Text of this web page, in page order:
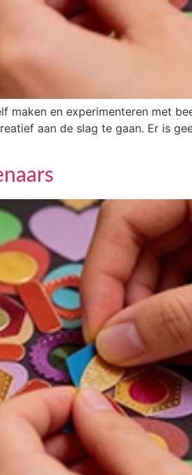
maken en experimenteren met
aan de slag te gaan. Er is